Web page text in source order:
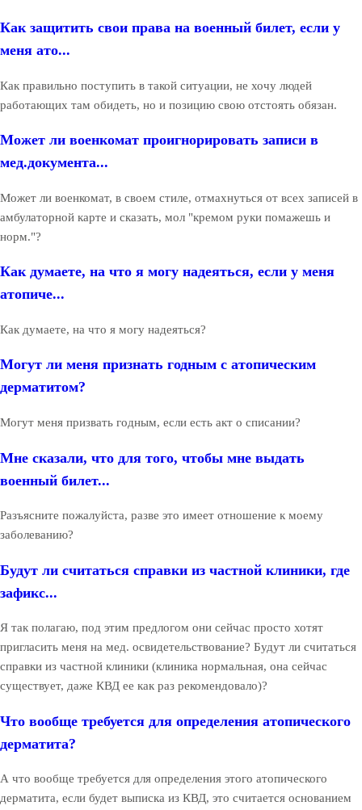
Как защитить свои права на военный билет, если у
меня ато...
Как правильно поступить в такой ситуации, не хочу людей
работающих там обидеть, но и позицию свою отстоять обязан.
Может ли военкомат проигнорировать записи в
мед.документа...
Может ли военкомат, в своем стиле, отмахнуться от всех записей в
амбулаторной карте и сказать, мол "кремом руки помажешь и
норм."?
Как думаете, на что я могу надеяться, если у меня
атопиче...
Как думаете, на что я могу надеяться?
Могут ли меня признать годным с атопическим
дерматитом?
Могут меня призвать годным, если есть акт о списании?
Мне сказали, что для того, чтобы мне выдать
военный билет...
Разъясните пожалуйста, разве это имеет отношение к моему
заболеванию?
Будут ли считаться справки из частной клиники, где
зафикс...
Я так полагаю, под этим предлогом они сейчас просто хотят
пригласить меня на мед. освидетельствование? Будут ли считаться
справки из частной клиники (клиника нормальная, она сейчас
существует, даже КВД ее как раз рекомендовало)?
Что вообще требуется для определения атопического
дерматита?
А что вообще требуется для определения этого атопического
дерматита, если будет выписка из КВД, это считается основанием